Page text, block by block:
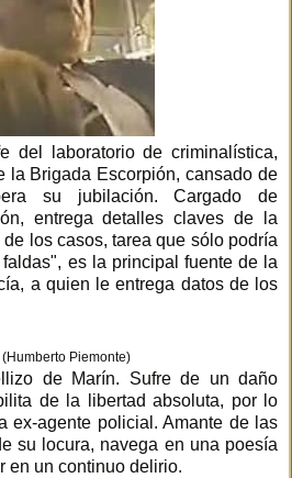
del laboratorio de criminalística,
la Brigada Escorpión, cansado de
su jubilación. Cargado de
entrega detalles claves de la
los casos, tarea que sólo podría
es la principal fuente de la
a quien le entrega datos de los
(Humberto Piemonte)
de Marín. Sufre de un daño
de la libertad absoluta, por lo
ex-agente policial. Amante de las
su locura, navega en una poesía
en un continuo delirio.